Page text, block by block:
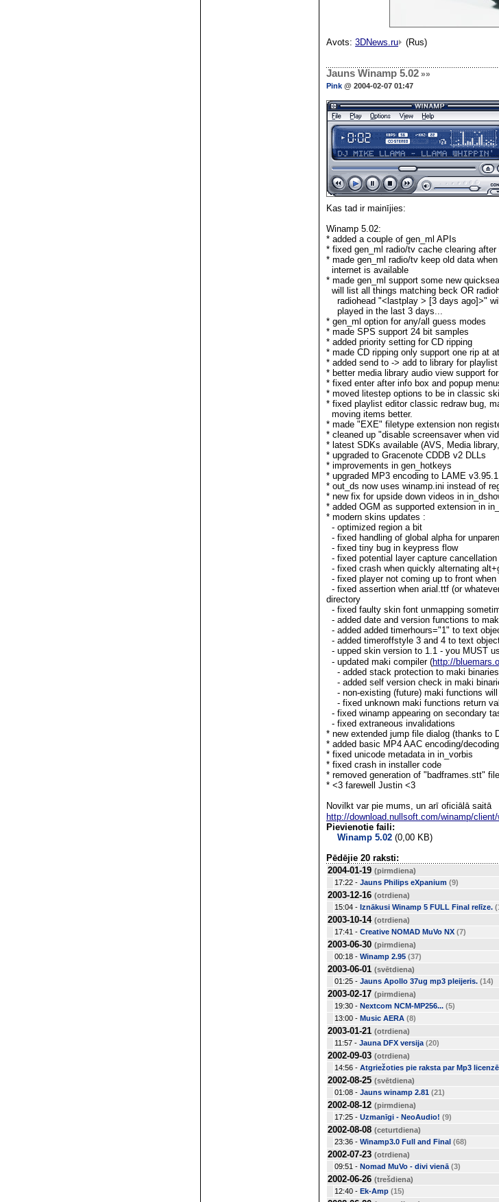
Avots: 3DNews.ru (Rus)
Jauns Winamp 5.02 »»
Pink @ 2004-02-07 01:47
Kas tad ir mainījies:
Winamp 5.02:
* added a couple of gen_ml APIs
* fixed gen_ml radio/tv cache clearing
* made gen_ml radio/tv keep old data
internet is available
* made gen_ml support some new
will list all things matching beck OR
radiohead "<lastplay > [3 days ago]>"
played in the last 3 days...
* gen_ml option for any/all guess modes
* made SPS support 24 bit samples
* added priority setting for CD ripping
* made CD ripping only support one rip at
* added send to -> add to library for
* better media library audio view support
* fixed enter after info box and popup
* moved litestep options to be in classic
* fixed playlist editor classic redraw bug,
moving items better.
* made "EXE" filetype extension non
* cleaned up "disable screensaver when
* latest SDKs available (AVS, Media
* upgraded to Gracenote CDDB v2 DLLs
* improvements in gen_hotkeys
* upgraded MP3 encoding to LAME v3.95.1
* out_ds now uses winamp.ini instead of
* new fix for upside down videos in
* added OGM as supported extension in
* modern skins updates :
- optimized region a bit
- fixed handling of global alpha for
- fixed tiny bug in keypress flow
- fixed potential layer capture
- fixed crash when quickly alternating
- fixed player not coming up to front
- fixed assertion when arial.ttf (or
directory
- fixed faulty skin font unmapping
- added date and version functions to
- added added timerhours="1" to text
- added timeroffstyle 3 and 4 to text
- upped skin version to 1.1 - you MUST
- updated maki compiler (http://
- added stack protection to maki
- added self version check in maki
- non-existing (future) maki functions
- fixed unknown maki functions return
- fixed winamp appearing on secondary
- fixed extraneous invalidations
* new extended jump file dialog (thanks to
* added basic MP4 AAC encoding/
* fixed unicode metadata in in_vorbis
* fixed crash in installer code
* removed generation of "badframes.stt"
* <3 farewell Justin <3
Novilkt var pie mums, un arī oficiālā saitā
http://download.nullsoft.com/winamp/
Pievienotie faili:
Winamp 5.02 (0,00 KB)
Pēdējie 20 raksti:
2004-01-19 (pirmdiena)
17:22 - Jauns Philips eXpanium (9)
2003-12-16 (otrdiena)
15:04 - Iznākusi Winamp 5 FULL Final relīze.
2003-10-14 (otrdiena)
17:41 - Creative NOMAD MuVo NX (7)
2003-06-30 (pirmdiena)
00:18 - Winamp 2.95 (37)
2003-06-01 (svētdiena)
01:25 - Jauns Apollo 37ug mp3 pleijeris. (14)
2003-02-17 (pirmdiena)
19:30 - Nextcom NCM-MP256... (5)
13:00 - Music AERA (8)
2003-01-21 (otrdiena)
11:57 - Jauna DFX versija (20)
2002-09-03 (otrdiena)
14:56 - Atgriežoties pie raksta par Mp3
2002-08-25 (svētdiena)
01:08 - Jauns winamp 2.81 (21)
2002-08-12 (pirmdiena)
17:25 - Uzmanīgi - NeoAudio! (9)
2002-08-08 (ceturtdiena)
23:36 - Winamp3.0 Full and Final (68)
2002-07-23 (otrdiena)
09:51 - Nomad MuVo - divi vienā (3)
2002-06-26 (trešdiena)
12:40 - Ek-Amp (15)